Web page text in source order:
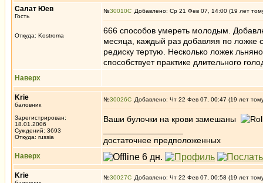
Салат Юев
Гость
Откуда: Kostroma
№30010 Добавлено: Ср 21 Фев 07, 14:00 (19 лет
666 способов умереть молодым.
месяца, каждый раз добавляя по
редиску тертую. Несколько ложек
способствует практике длительного
Наверх
Krie
баловник
Зарегистрирован:
18.01.2006
Суждений: 3693
Откуда: russia
№30026 Добавлено: Чт 22 Фев 07, 00:47 (19 лет
Ваши булочки на крови замешаны
достаточнее предположенных
Наверх
Krie №30027 Добавлено: Чт 22 Фев 07, 00:58 (19 лет